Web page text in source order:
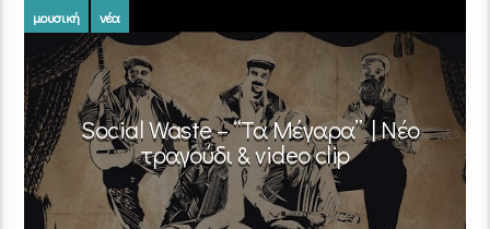
μουσική νέα
Social Waste – “Τα Μέγαρα” | Νέο
τραγούδι & video clip